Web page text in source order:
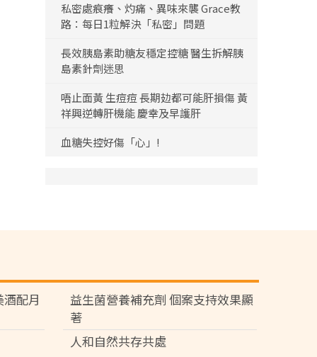
私密處痕癢、灼痛、異味來襲 Grace教
路：每日1粒解決「私密」問題
長效胰島素助糖友穩定控糖 醫生拆解胰
島素針劑迷思
唔止面黃 生痘痘 長期攰都可能肝損傷 黃
祥興逆轉肝機能 慶幸及早護肝
血糖失控好傷「心」!
配月
益生菌營養補充劑 個案支持效果顯
著
人和自然共存共處